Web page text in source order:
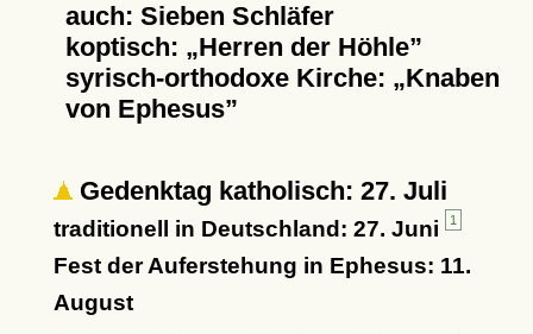
auch: Sieben Schläfer
koptisch:
Herren der Höhle
syrisch-orthodoxe Kirche:
Knaben
von Ephesus
Gedenktag katholisch: 27. Juli
traditionell in Deutschland: 27. Juni 1
Fest der Auferstehung in Ephesus: 11.
August